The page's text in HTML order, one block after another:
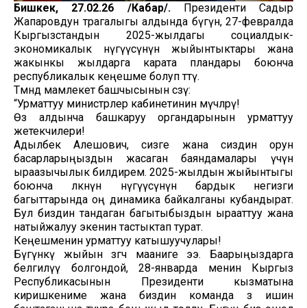
Бишкек, 27.02.26 /Кабар/. Президенти Садыр
Жапаровдун төрагалыгы алдында бүгүн, 27-февралда
Кыргызстандын 2025-жылдагы социалдык-
экономикалык өнүгүүсүнүн жыйынтыктары жана
жакынкы жылдарга карата пландары боюнча
республикалык кеңешме болуп өттү.
Төмөндө мамлекет башчысынын сөзү:
“Урматтуу министрлер кабинетинин мүчөлөрү!
Өз алдынча башкаруу органдарынын урматтуу
жетекчилери!
Адылбек Алешович, сизге жана сиздин орун
басарларыңыздын жасаган баяндамалары үчүн
ыраазычылык билдирем. 2025-жылдын жыйынтыгы
боюнча өлкөнүн өнүгүүсүнүн бардык негизги
багыттарында оң динамика байкалганы кубандырат.
Бул биздин тандаган багытыбыздын ырааттуу жана
натыйжалуу экенин тастыктап турат.
Кеңешменин урматтуу катышуучулары!
Бүгүнкү жыйын өзгөчө мааниге ээ. Баарыңыздарга
белгилүү болгондой, 28-январда менин Кыргыз
Республикасынын Президенти кызматына
киришкениме жана биздин команда өз ишин